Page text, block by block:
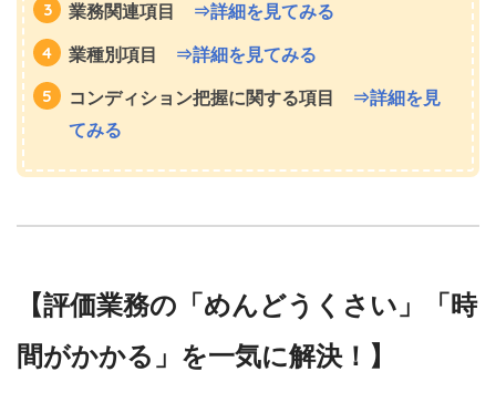
業務関連項目 ⇒詳細を見てみる
業種別項目 ⇒詳細を見てみる
コンディション把握に関する項目
⇒詳細を見
てみる
【評価業務の「めんどうくさい」「時
間がかかる」を一気に解決！】